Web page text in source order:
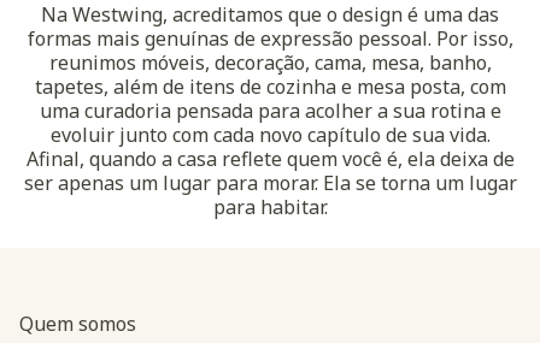
Na Westwing, acreditamos que o design é uma das
formas mais genuínas de expressão pessoal. Por isso,
reunimos móveis, decoração, cama, mesa, banho,
tapetes, além de itens de cozinha e mesa posta, com
uma curadoria pensada para acolher a sua rotina e
evoluir junto com cada novo capítulo de sua vida.
Afinal, quando a casa reflete quem você é, ela deixa de
ser apenas um lugar para morar. Ela se torna um lugar
para habitar.
Quem somos